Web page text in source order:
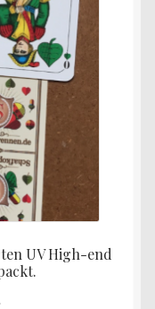
UV High-end